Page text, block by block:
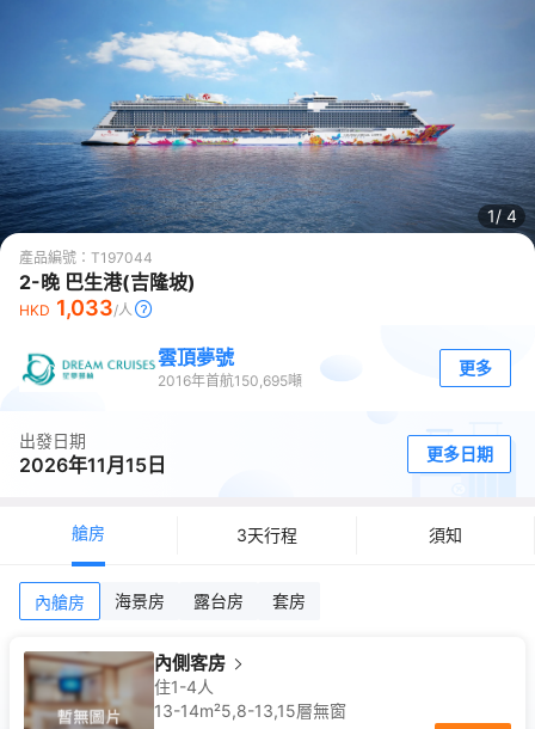
1/ 4
產品編號： T197044
2-晚 巴生港(吉隆坡)
HKD 1,033/人
雲頂夢號
2016年首航150,695噸
更多
出發日期
2026年11月15日 更多日期
艙房 3天行程 須知
內艙房 海景房 露台房 套房
內側客房
住1-4人
13-14m²5,8-13,15層無窗